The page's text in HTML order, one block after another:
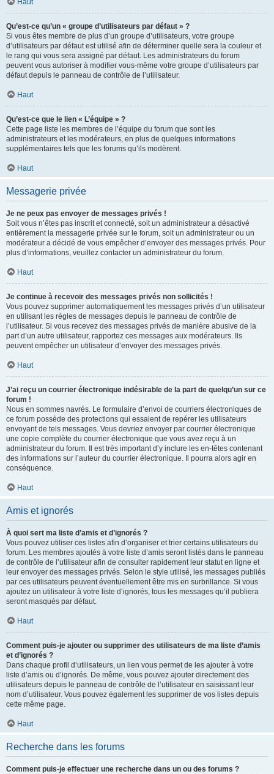
Haut
Qu’est-ce qu’un « groupe d’utilisateurs par défaut » ?
Si vous êtes membre de plus d’un groupe d’utilisateurs, votre groupe
d’utilisateurs par défaut est utilisé afin de déterminer quelle sera la couleur et
le rang qui vous sera assigné par défaut. Les administrateurs du forum
peuvent vous autoriser à modifier vous-même votre groupe d’utilisateurs par
défaut depuis le panneau de contrôle de l’utilisateur.
Haut
Qu’est-ce que le lien « L’équipe » ?
Cette page liste les membres de l’équipe du forum que sont les
administrateurs et les modérateurs, en plus de quelques informations
supplémentaires tels que les forums qu’ils modèrent.
Haut
Messagerie privée
Je ne peux pas envoyer de messages privés !
Soit vous n’êtes pas inscrit et connecté, soit un administrateur a désactivé
entièrement la messagerie privée sur le forum, soit un administrateur ou un
modérateur a décidé de vous empêcher d’envoyer des messages privés. Pour
plus d’informations, veuillez contacter un administrateur du forum.
Haut
Je continue à recevoir des messages privés non sollicités !
Vous pouvez supprimer automatiquement les messages privés d’un utilisateur
en utilisant les règles de messages depuis le panneau de contrôle de
l’utilisateur. Si vous recevez des messages privés de manière abusive de la
part d’un autre utilisateur, rapportez ces messages aux modérateurs. Ils
peuvent empêcher un utilisateur d’envoyer des messages privés.
Haut
J’ai reçu un courrier électronique indésirable de la part de quelqu’un sur ce
forum !
Nous en sommes navrés. Le formulaire d’envoi de courriers électroniques de
ce forum possède des protections qui essaient de repérer les utilisateurs
envoyant de tels messages. Vous devriez envoyer par courrier électronique
une copie complète du courrier électronique que vous avez reçu à un
administrateur du forum. Il est très important d’y inclure les en-têtes contenant
des informations sur l’auteur du courrier électronique. Il pourra alors agir en
conséquence.
Haut
Amis et ignorés
À quoi sert ma liste d’amis et d’ignorés ?
Vous pouvez utiliser ces listes afin d’organiser et trier certains utilisateurs du
forum. Les membres ajoutés à votre liste d’amis seront listés dans le panneau
de contrôle de l’utilisateur afin de consulter rapidement leur statut en ligne et
leur envoyer des messages privés. Selon le style utilisé, les messages publiés
par ces utilisateurs peuvent éventuellement être mis en surbrillance. Si vous
ajoutez un utilisateur à votre liste d’ignorés, tous les messages qu’il publiera
seront masqués par défaut.
Haut
Comment puis-je ajouter ou supprimer des utilisateurs de ma liste d’amis
et d’ignorés ?
Dans chaque profil d’utilisateurs, un lien vous permet de les ajouter à votre
liste d’amis ou d’ignorés. De même, vous pouvez ajouter directement des
utilisateurs depuis le panneau de contrôle de l’utilisateur en saisissant leur
nom d’utilisateur. Vous pouvez également les supprimer de vos listes depuis
cette même page.
Haut
Recherche dans les forums
Comment puis-je effectuer une recherche dans un ou des forums ?